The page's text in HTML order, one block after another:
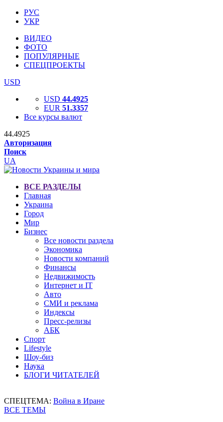
РУС
УКР
ВИДЕО
ФОТО
ПОПУЛЯРНЫЕ
СПЕЦПРОЕКТЫ
USD
USD 44.4925
EUR 51.3357
Все курсы валют
44.4925
Авторизация
Поиск
UA
ВСЕ РАЗДЕЛЫ
Главная
Украина
Город
Мир
Бизнес
Все новости раздела
Экономика
Новости компаний
Финансы
Недвижимость
Интернет и IT
Авто
СМИ и реклама
Индексы
Пресс-релизы
АБК
Спорт
Lifestyle
Шоу-биз
Наука
БЛОГИ ЧИТАТЕЛЕЙ
СПЕЦТЕМА: Война в Иране
ВСЕ ТЕМЫ